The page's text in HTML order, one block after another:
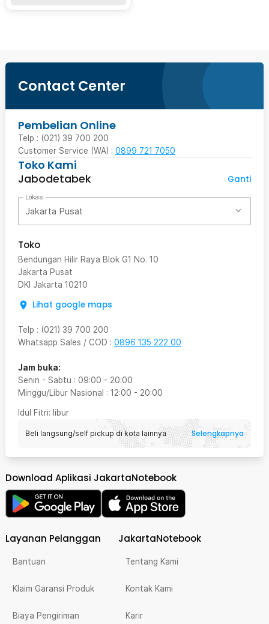
Contact Center
Pembelian Online
Telp : (021) 39 700 200
Customer Service (WA) : 0899 721 7050
Toko Kami
Jabodetabek
Ganti
Lokasi
Jakarta Pusat
Toko
Bendungan Hilir Raya Blok G1 No. 10
Jakarta Pusat
DKI Jakarta 10210
Lihat google maps
Telp : (021) 39 700 200
Whatsapp Sales / COD : 0896 135 222 00
Jam buka:
Senin - Sabtu : 09:00 - 20:00
Minggu/Libur Nasional : 12:00 - 20:00
Idul Fitri: libur
Beli langsung/self pickup di kota lainnya Selengkapnya
Download Aplikasi JakartaNotebook
Layanan Pelanggan
Bantuan
Klaim Garansi Produk
Biaya Pengiriman
JakartaNotebook
Tentang Kami
Kontak Kami
Karir